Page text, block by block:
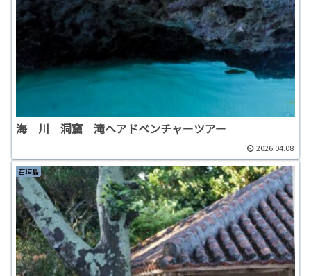
海 川 洞窟 滝へアドベンチャーツアー
2026.04.08
石垣島